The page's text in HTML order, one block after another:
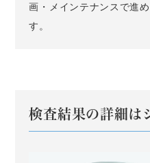
画・メインテナンスで進
す。
検査結果の詳細は